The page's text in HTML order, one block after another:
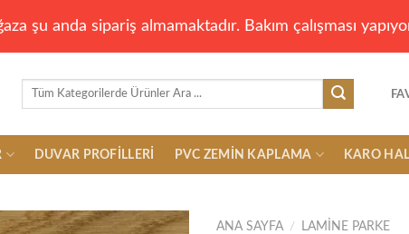
şu anda sipariş almamaktadır. Bakım çalışması
Ara:
DUVAR PROFILLERI PVC ZEMIN KAPLAMA KARO HALI
ANA SAYFA / LAMINE PARKE